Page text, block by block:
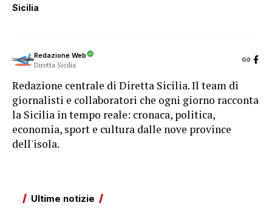
Sicilia
Redazione Web
Diretta Sicilia
Redazione centrale di Diretta Sicilia. Il team di
giornalisti e collaboratori che ogni giorno racconta
la Sicilia in tempo reale: cronaca, politica,
economia, sport e cultura dalle nove province
dell'isola.
Ultime notizie